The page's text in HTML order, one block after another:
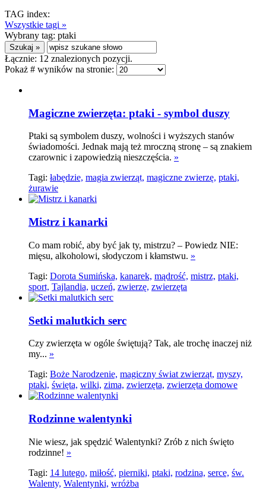
TAG index:
Wszystkie tagi »
Wybrany tag: ptaki
Łącznie: 12 znalezionych pozycji.
Pokaż # wyników na stronie:
Magiczne zwierzęta: ptaki - symbol duszy
Ptaki są symbolem duszy, wolności i wyższych stanów
świadomości. Jednak mają też mroczną stronę – są znakiem
czarownic i zapowiedzią nieszczęścia. »
Tagi: łabędzie, magia zwierząt, magiczne zwierzę, ptaki,
żurawie
Mistrz i kanarki
Co mam robić, aby być jak ty, mistrzu? – Powiedz NIE:
mięsu, alkoholowi, słodyczom i kłamstwu. »
Tagi: Dorota Sumińska, kanarek, mądrość, mistrz, ptaki,
sport, Tajlandia, uczeń, zwierzę, zwierzęta
Setki malutkich serc
Czy zwierzęta w ogóle świętują? Tak, ale trochę inaczej niż
my... »
Tagi: Boże Narodzenie, magiczny świat zwierząt, myszy,
ptaki, święta, wilki, zima, zwierzęta, zwierzęta domowe
Rodzinne walentynki
Nie wiesz, jak spędzić Walentynki? Zrób z nich święto
rodzinne! »
Tagi: 14 lutego, miłość, pierniki, ptaki, rodzina, serce, św.
Walenty, Walentynki, wróżba